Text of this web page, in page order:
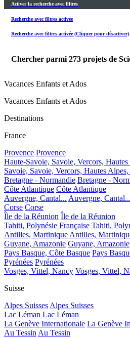
Activer la recherche avec filtres
Recherche avec filtres activée
Recherche avec filtres activée (Cliquer pour désactiver)
Chercher parmi 273 projets de
Vacances Enfants et Ados
Vacances Enfants et Ados
Destinations
France
Provence Provence
Haute-Savoie, Savoie, Vercors,
Savoie, Savoie, Vercors, Hautes
Bretagne - Normandie Bretagne -
Côte Atlantique Côte Atlantique
Auvergne, Cantal... Auvergne, Cantal...
Corse Corse
Île de la Réunion Île de la Réunion
Tahiti, Polynésie Française Tahiti,
Antilles, MartiniqueAntilles,
Guyane, Amazonie Guyane, Amazonie
Pays Basque, Côte Basque Pays
Pyrénées Pyrénées
Vosges, Vittel, Nancy Vosges, Vittel,
Suisse
Alpes SuissesAlpes Suisses
Lac Léman Lac Léman
La Genève Internationale La Genève
Au TessinAu Tessin